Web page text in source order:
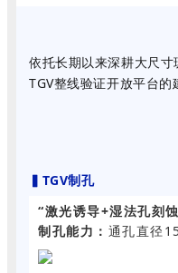
依托长期以来深耕大尺
TGV整线验证开放平台的
▍ TGV制孔
“激光诱导+湿法孔刻
制孔能力： 通孔直径